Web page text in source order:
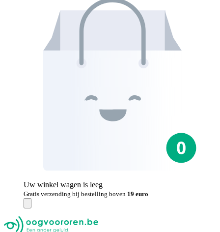
Uw winkel wagen is leeg
Gratis verzending bij bestelling boven 19 euro